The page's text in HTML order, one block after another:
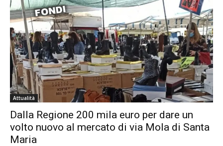
Attualità
Dalla Regione 200 mila euro per dare un
volto nuovo al mercato di via Mola di Santa
Maria